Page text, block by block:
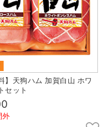
】天狗ハム 加賀白山 ホワ
セット
外